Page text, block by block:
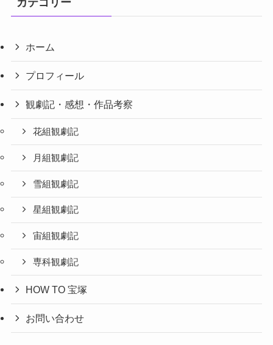
ホーム
プロフィール
観劇記・感想・作品考察
花組観劇記
月組観劇記
雪組観劇記
星組観劇記
宙組観劇記
専科観劇記
HOW TO 宝塚
お問い合わせ